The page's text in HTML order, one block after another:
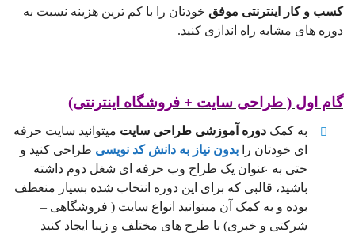
کسب و کار اینترنتی موفق خودتان را با کم ترین هزینه نسبت به
دوره های مشابه راه اندازی کنید.
گام اول ( طراحی سایت + فروشگاه اینترنتی)
به کمک دوره آموزشی طراحی سایت میتوانید سایت حرفه
ای خودتان را بدون نیاز به دانش کد نویسی طراحی کنید و
حتی به عنوان یک طراح وب حرفه ای شغل دوم داشته
باشید، قالبی که برای این دوره انتخاب شده بسیار منعطف
بوده و به کمک آن میتوانید انواع سایت ( فروشگاهی –
شرکتی و خبری) با طرح های مختلف و زیبا ایجاد کنید